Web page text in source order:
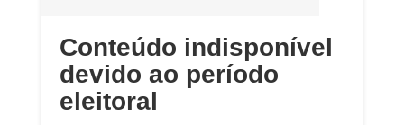
Conteúdo indisponível
devido ao período
eleitoral